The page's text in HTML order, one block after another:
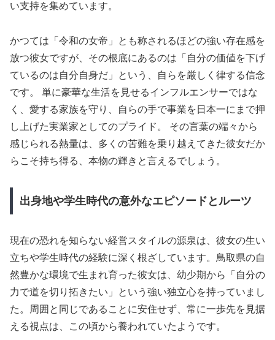
い支持を集めています。
かつては「令和の女帝」とも称されるほどの強い存在感を
放つ彼女ですが、その根底にあるのは「自分の価値を下げ
ているのは自分自身だ」という、自らを厳しく律する信念
です。 単に豪華な生活を見せるインフルエンサーではな
く、愛する家族を守り、自らの手で事業を日本一にまで押
し上げた実業家としてのプライド。 その言葉の端々から
感じられる熱量は、多くの苦難を乗り越えてきた彼女だか
らこそ持ち得る、本物の輝きと言えるでしょう。
出身地や学生時代の意外なエピソードとルーツ
現在の恐れを知らない経営スタイルの源泉は、彼女の生い
立ちや学生時代の経験に深く根ざしています。鳥取県の自
然豊かな環境で生まれ育った彼女は、幼少期から「自分の
力で道を切り拓きたい」という強い独立心を持っていまし
た。周囲と同じであることに安住せず、常に一歩先を見据
える視点は、この頃から養われていたようです。